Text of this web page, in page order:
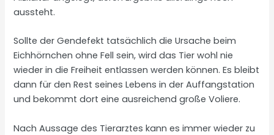
aussteht.
Sollte der Gendefekt tatsächlich die Ursache beim
Eichhörnchen ohne Fell sein, wird das Tier wohl nie
wieder in die Freiheit entlassen werden können. Es bleibt
dann für den Rest seines Lebens in der Auffangstation
und bekommt dort eine ausreichend große Voliere.
Nach Aussage des Tierarztes kann es immer wieder zu